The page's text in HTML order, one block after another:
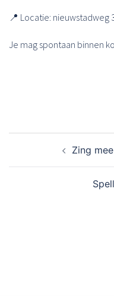
📍 Locatie: nieuwstadweg
Je mag spontaan binnen
Zing